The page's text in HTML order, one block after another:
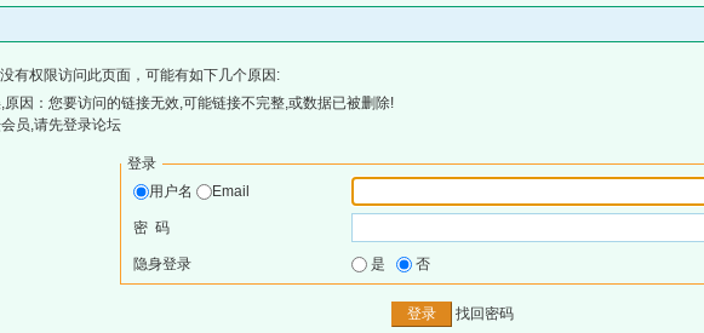
有权限访问此页面，可能有如下几个原因:
原因：您要访问的链接无效,可能链接不完整,或数据已被删除!
员,请先登录论坛
登录
用户名
Email
密 码
隐身登录 是 否
找回密码